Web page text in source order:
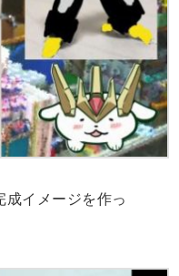
イメージを作っ